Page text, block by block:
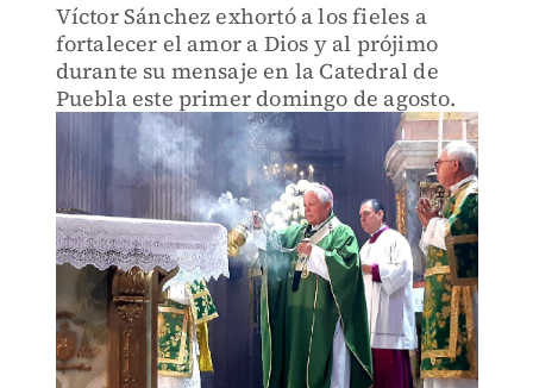
Víctor Sánchez exhortó a los fieles a
fortalecer el amor a Dios y al prójimo
durante su mensaje en la Catedral de
Puebla este primer domingo de agosto.